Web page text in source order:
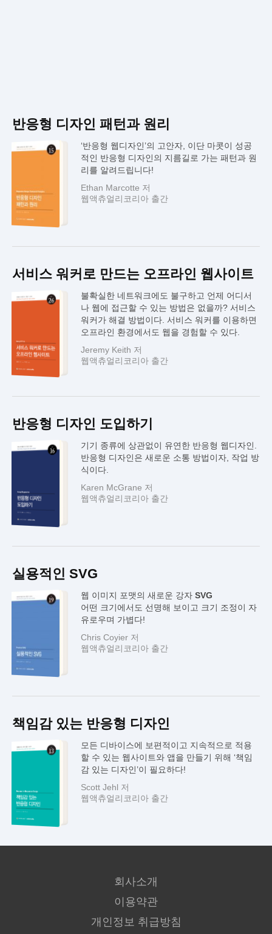
반응형 디자인 패턴과 원리
‘반응형 웹디자인’의 고안자, 이단 마콧이 성공
적인 반응형 디자인의 지름길로 가는 패턴과 원
리를 알려드립니다!
Ethan Marcotte 저
웹액츄얼리코리아 출간
서비스 워커로 만드는 오프라인 웹사이트
불확실한 네트워크에도 불구하고 언제 어디서
나 웹에 접근할 수 있는 방법은 없을까? 서비스
워커가 해결 방법이다. 서비스 워커를 이용하면
오프라인 환경에서도 웹을 경험할 수 있다.
Jeremy Keith 저
웹액츄얼리코리아 출간
반응형 디자인 도입하기
기기 종류에 상관없이 유연한 반응형 웹디자인.
반응형 디자인은 새로운 소통 방법이자, 작업 방
식이다.
Karen McGrane 저
웹액츄얼리코리아 출간
실용적인 SVG
웹 이미지 포맷의 새로운 강자 SVG
어떤 크기에서도 선명해 보이고 크기 조정이 자
유로우며 가볍다!
Chris Coyier 저
웹액츄얼리코리아 출간
책임감 있는 반응형 디자인
모든 디바이스에 보편적이고 지속적으로 적용
할 수 있는 웹사이트와 앱을 만들기 위해 ‘책임
감 있는 디자인’이 필요하다!
Scott Jehl 저
웹액츄얼리코리아 출간
회사소개
이용약관
개인정보 취급방침